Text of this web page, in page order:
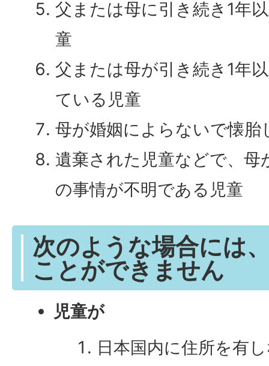
父または母に引き続き1年
童
父または母が引き続き1年
ている児童
母が婚姻によらないで懐胎
遺棄された児童などで、母
の事情が不明である児童
次のような場合には
ことができません
児童が
日本国内に住所を有